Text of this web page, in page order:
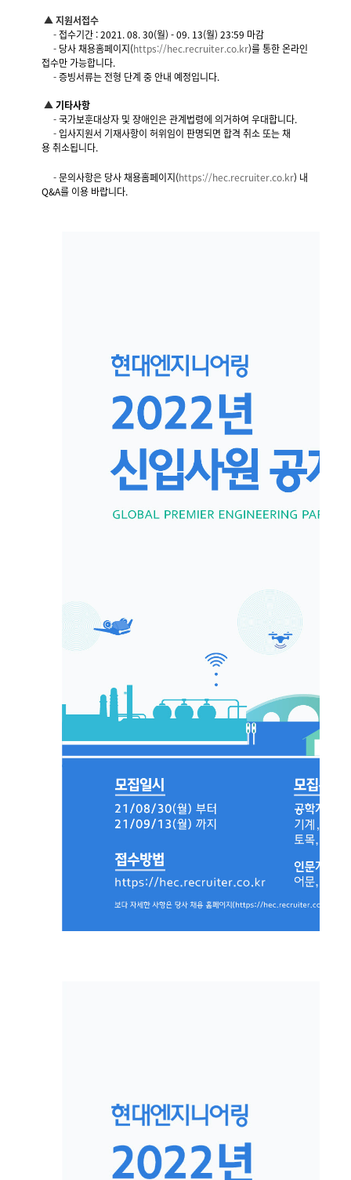
▲지원서접수
-접수기간 : 2021. 08. 30(월) - 09. 13(월) 23:59 마감
- 당사 채용홈페이지(https://hec.recruiter.co.kr)를 통한온라인
접수만 가능합니다.
-증빙서류는 전형 단계 중 안내 예정입니다.
▲기타사항
-국가보훈대상자 및 장애인은 관계법령에 의거하여 우대합니다.
-입사지원서 기재사항이 허위임이 판명되면 합격 취소 또는 채
용취소됩니다.
-문의사항은 당사 채용홈페이지(https://hec.recruiter.co.kr) 내
Q&A를 이용 바랍니다.